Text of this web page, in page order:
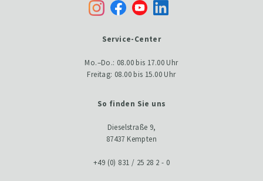
Service-Center
Mo.–Do.: 08.00 bis 17.00 Uhr
Freitag: 08.00 bis 15.00 Uhr
So finden Sie uns
Dieselstraße 9,
87437 Kempten
+49 (0) 831 / 25 28 2 - 0